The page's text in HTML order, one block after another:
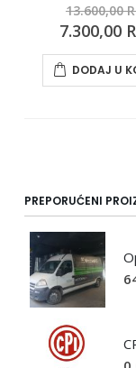
13.600,00
Special
Price
7.300,00
DODAJ U
PREPORUĆENI